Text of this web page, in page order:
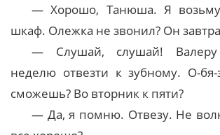
— Хорошо, Танюша. Я
шкаф. Олежка не звонил? Он
— Слушай, слушай!
неделю отвезти к зубному. О-бя-
сможешь? Во вторник к пяти?
— Да, я помню. Отвезу. Не